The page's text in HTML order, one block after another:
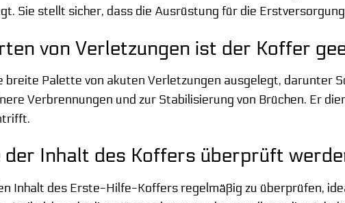
Sie stellt sicher, dass die Ausrüstung für die
von Verletzungen ist der Koffer
breite Palette von akuten Verletzungen ausgelegt, darunter
Verbrennungen und zur Stabilisierung von Brüchen. Er
Inhalt des Koffers überprüft
Inhalt des Erste-Hilfe-Koffers regelmäßig zu überprüfen,